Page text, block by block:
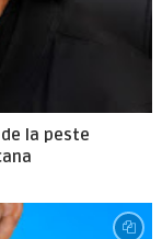
la peste